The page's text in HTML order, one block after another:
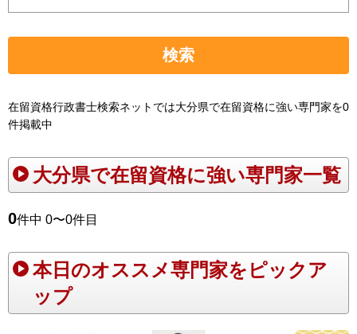
検索
在留資格行政書士検索ネットでは大分県で在留資格に強い専門家を0
件掲載中
大分県で在留資格に強い専門家一覧
0件中 0〜0件目
本日のオススメ専門家をピックア
ップ